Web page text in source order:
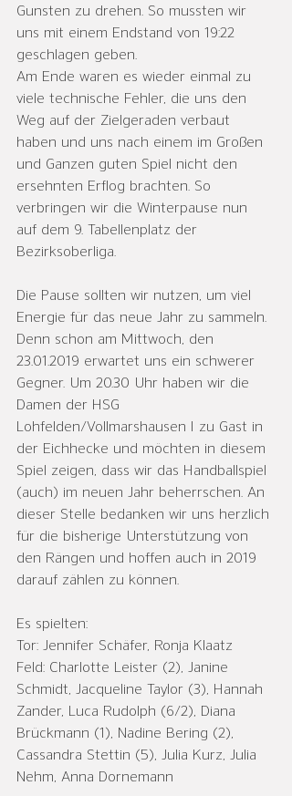
Gunsten zu drehen. So mussten wir
uns mit einem Endstand von 19:22
geschlagen geben.
Am Ende waren es wieder einmal zu
viele technische Fehler, die uns den
Weg auf der Zielgeraden verbaut
haben und uns nach einem im Großen
und Ganzen guten Spiel nicht den
ersehnten Erflog brachten. So
verbringen wir die Winterpause nun
auf dem 9. Tabellenplatz der
Bezirksoberliga.
Die Pause sollten wir nutzen, um viel
Energie für das neue Jahr zu sammeln.
Denn schon am Mittwoch, den
23.01.2019 erwartet uns ein schwerer
Gegner. Um 20.30 Uhr haben wir die
Damen der HSG
Lohfelden/Vollmarshausen I zu Gast in
der Eichhecke und möchten in diesem
Spiel zeigen, dass wir das Handballspiel
(auch) im neuen Jahr beherrschen. An
dieser Stelle bedanken wir uns herzlich
für die bisherige Unterstützung von
den Rängen und hoffen auch in 2019
darauf zählen zu können.
Es spielten:
Tor: Jennifer Schäfer, Ronja Klaatz
Feld: Charlotte Leister (2), Janine
Schmidt, Jacqueline Taylor (3), Hannah
Zander, Luca Rudolph (6/2), Diana
Brückmann (1), Nadine Bering (2),
Cassandra Stettin (5), Julia Kurz, Julia
Nehm, Anna Dornemann